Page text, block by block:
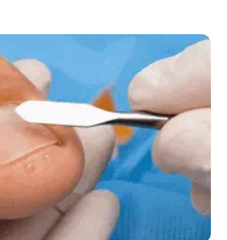
All Parasites